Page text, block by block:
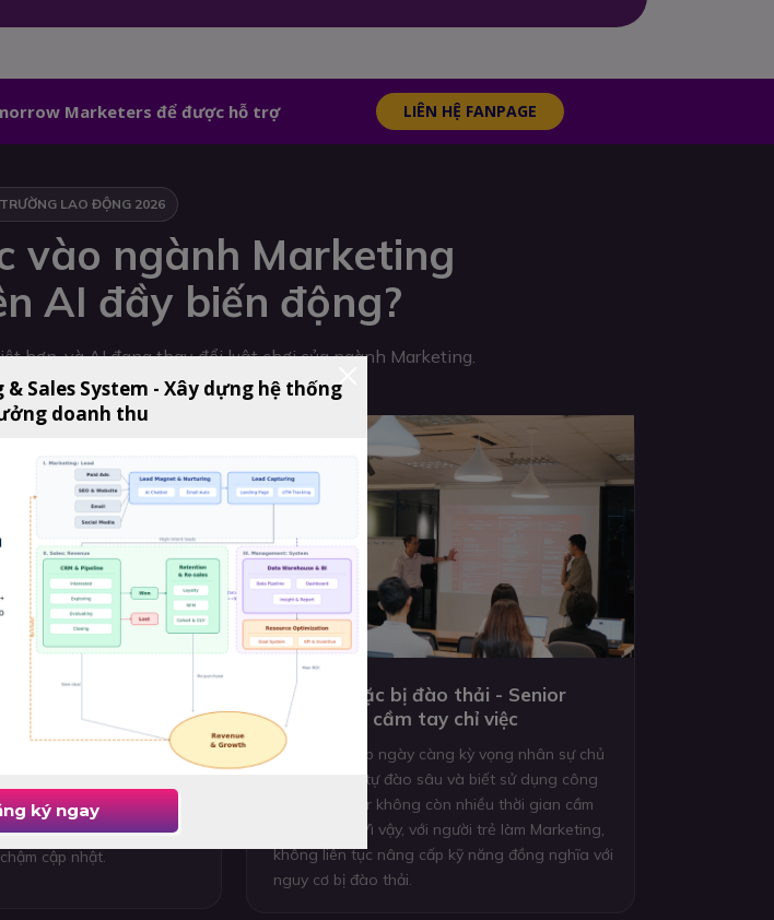
Marketers để được hỗ trợ LIÊN HỆ FANPAGE
vào ngành Marketing
AI đầy biến động?
hơn, và AI đang thay đổi luật chơi của ngành Marketing.
mới - Không còn là lợi
AI giúp nhân sự làm việc
hơn và tạo lợi thế rõ rệt
cập nhật.
Tự học hoặc bị đào thải - Senior
không còn cầm tay chỉ việc
Doanh nghiệp ngày càng kỳ vọng nhân sự chủ
động tự học, tự đào sâu và biết sử dụng công
cụ mới. Senior không còn nhiều thời gian cầm
tay chỉ việc. Vì vậy, với người trẻ làm Marketing,
không liên tục nâng cấp kỹ năng đồng nghĩa với
nguy cơ bị đào thải.
LAO ĐỘNG 2026
Sales System - Xây dựng hệ thống
doanh thu
ký ngay